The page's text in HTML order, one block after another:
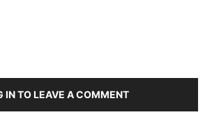
IN TO LEAVE A COMMENT